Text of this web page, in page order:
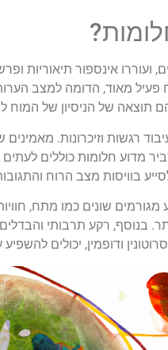
אינספור תיאוריות
הם תוצאה של הניסיון של
רגשות וזיכרונות.
מדוע חלומות כוללים
בוויסות מצב הרוח
שונים כמו מתח,
בנוסף, רקע תרבותי
ודופמין, יכולים